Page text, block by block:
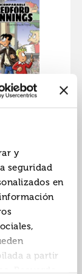
y
seguridad
en
a partir